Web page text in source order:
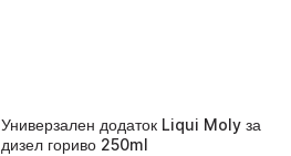
Универзален додаток Liqui Moly за
дизел гориво 250ml